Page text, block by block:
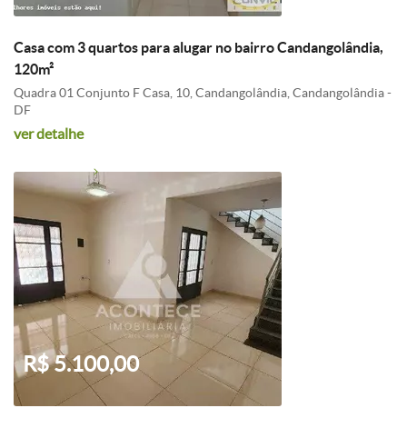
Casa com 3 quartos para alugar no bairro Candangolândia,
120m²
Quadra 01 Conjunto F Casa, 10, Candangolândia, Candangolândia -
DF
ver detalhe
R$ 5.100,00